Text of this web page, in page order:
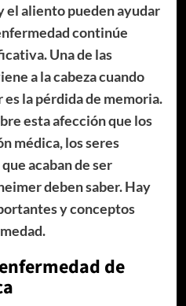
el aliento pueden ayudar
continúe
Una de las
a la cabeza cuando
la pérdida de memoria.
esta afección que los
médica, los seres
acaban de ser
deben saber. Hay
y conceptos
de